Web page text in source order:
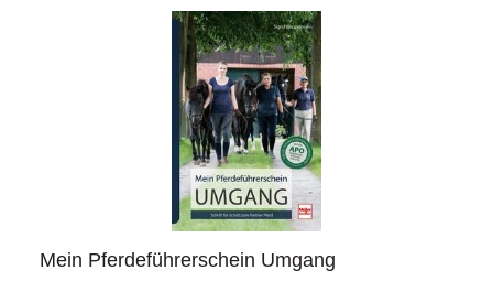
Mein Pferdeführerschein Umgang